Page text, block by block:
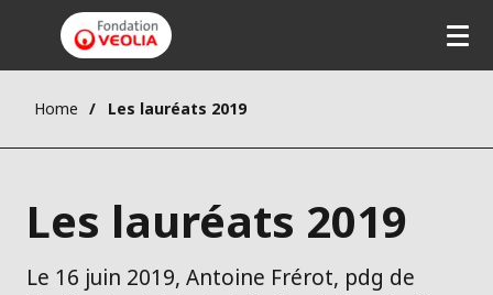
Home Les lauréats 2019
Les lauréats 2019
Le 16 juin 2019, Antoine Frérot, pdg de